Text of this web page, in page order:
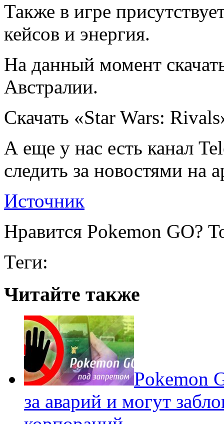
Также в игре
кейсов и энергия.
На данный момент
Австралии.
Скачать «Star Wars:
А еще у нас есть канал
следить за новостями на
Источник
Нравится Pokemon GO?
Теги:
Читайте также
Pokеmon
за аварий и могут